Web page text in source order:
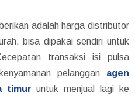
adalah harga distributor
bisa dipakai sendiri untuk
transaksi isi pulsa
pelanggan agen
timur untuk menjual lagi ke